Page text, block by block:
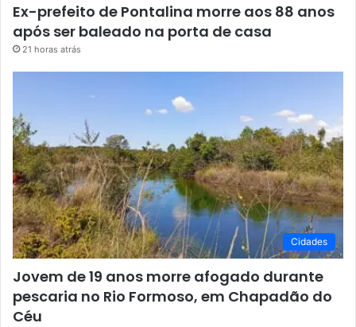
Ex-prefeito de Pontalina morre aos 88 anos
após ser baleado na porta de casa
21 horas atrás
Cidades
Jovem de 19 anos morre afogado durante
pescaria no Rio Formoso, em Chapadão do
Céu